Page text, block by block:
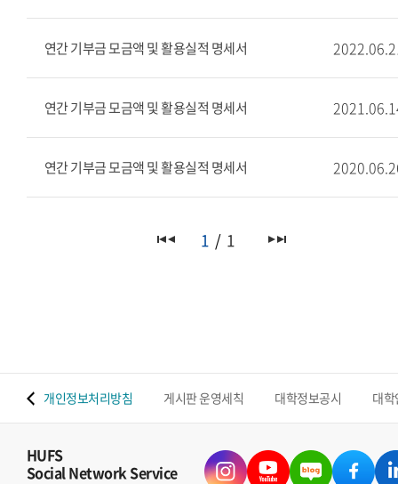
연간 기부금 모금액 및 활용실적 명세서
연간 기부금 모금액 및 활용실적 명세서
연간 기부금 모금액 및 활용실적 명세서
1 1
개인정보처리방침 게시판 운영세칙 대학정보공시 대
HUFS
Social Network Service